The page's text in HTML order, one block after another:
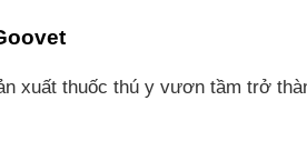
xuất thuốc thú y vươn tầm trở